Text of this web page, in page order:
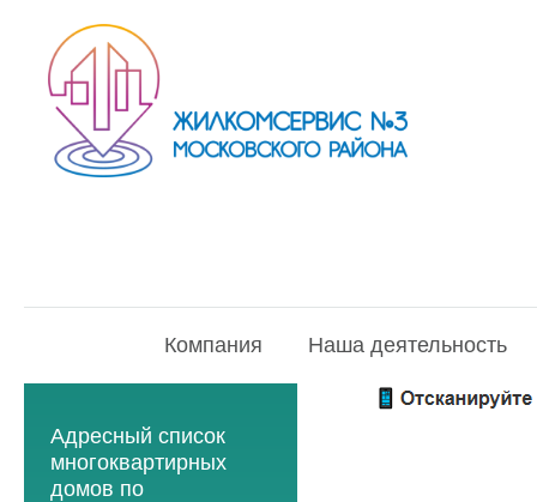
Компания Наша деятельность
Адресный список
многоквартирных
домов по